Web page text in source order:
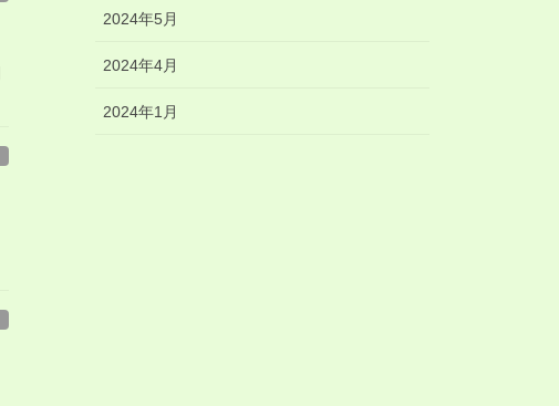
2024年5月
2024年4月
2024年1月